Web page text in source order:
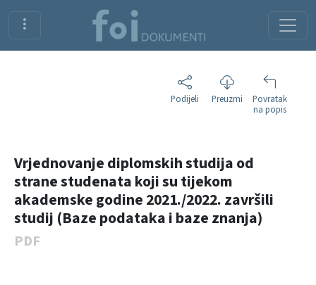
Podijeli Preuzmi
Povratak
na popis
Vrjednovanje diplomskih studija od
strane studenata koji su tijekom
akademske godine 2021./2022. završili
studij (Baze podataka i baze znanja)
PDF